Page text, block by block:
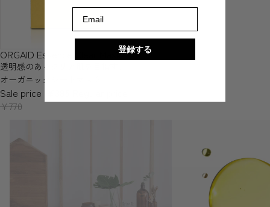
SOLD OUT
ORGAID Essence Clear Mask
透明感のあるクリア肌を目指す、
オーガニックシートマスク
Sale price
¥770
登録する